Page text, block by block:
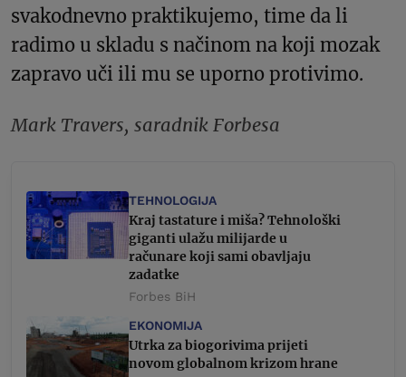
svakodnevno praktikujemo, time da li
radimo u skladu s načinom na koji mozak
zapravo uči ili mu se uporno protivimo.
Mark Travers, saradnik Forbesa
TEHNOLOGIJA
Kraj tastature i miša? Tehnološki
giganti ulažu milijarde u
računare koji sami obavljaju
zadatke
Forbes BiH
EKONOMIJA
Utrka za biogorivima prijeti
novom globalnom krizom hrane